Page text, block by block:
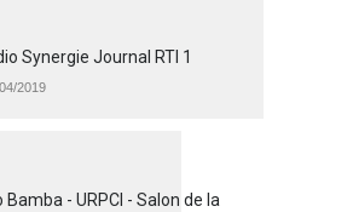
Synergie Journal RTI 1
2019
Bamba - URPCI - Salon de la